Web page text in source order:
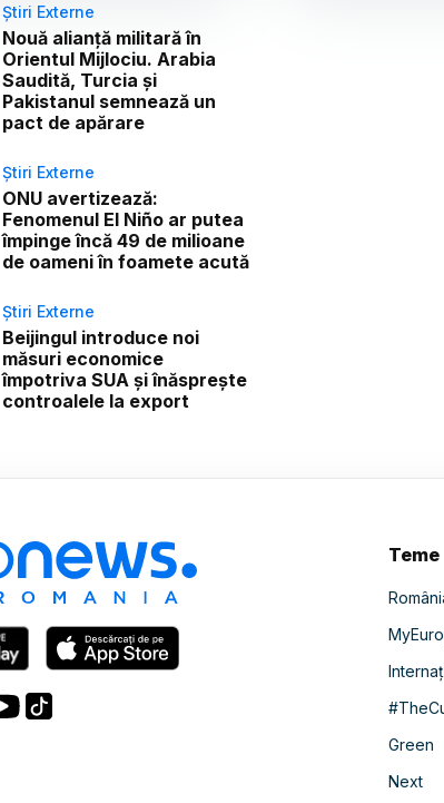
Știri Externe
Nouă alianță militară în
Orientul Mijlociu. Arabia
Saudită, Turcia și
Pakistanul semnează un
pact de apărare
Știri Externe
ONU avertizează:
Fenomenul El Niño ar putea
împinge încă 49 de milioane
de oameni în foamete acută
Știri Externe
Beijingul introduce noi
măsuri economice
împotriva SUA și înăsprește
controalele la export
Teme
Green
Next